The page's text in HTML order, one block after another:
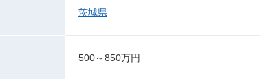
茨城県
500～850万円